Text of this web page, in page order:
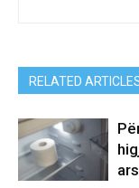
RELATED